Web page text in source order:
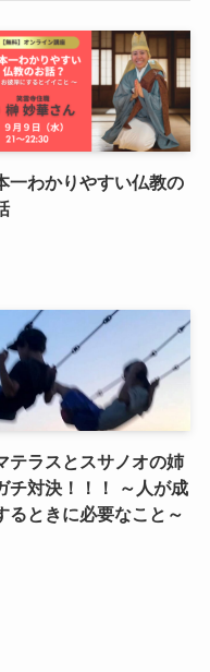
一わかりやすい仏教の
テラスとスサノオの姉
チ対決！！！ ～人が成
るときに必要なこと～